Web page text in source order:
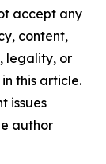
accept any
content,
legality, or
this article.
issues
author